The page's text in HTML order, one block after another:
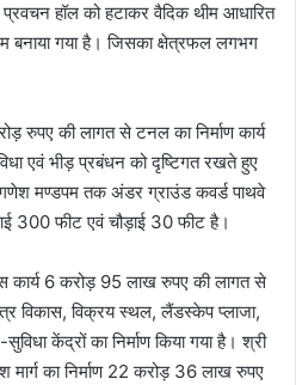
हॉल को हटाकर वैदिक थीम आधारित
गया है। जिसका क्षेत्रफल लगभग
रुपए की लागत से टनल का निर्माण कार्य
एवं भीड़ प्रबंधन को दृष्टिगत रखते हुए
गणेश मण्डपम तक अंडर ग्राउंड कवर्ड पाथवे
300 फीट एवं चौड़ाई 30 फीट है।
कार्य 6 करोड़ 95 लाख रुपए की लागत से
विकास, विक्रय स्थल, लैंडस्केप प्लाजा,
केंद्रों का निर्माण किया गया है। श्री
मार्ग का निर्माण 22 करोड़ 36 लाख रुपए